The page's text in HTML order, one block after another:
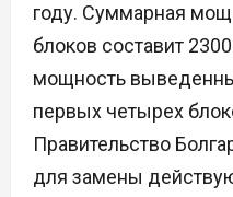
году. Суммарная
блоков составит
мощность
первых четырех
Правительство
для замены